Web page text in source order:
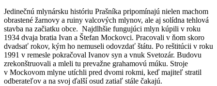
Jedinečnú mlynársku históriu Prašníka pripomínajú nielen machom
obrastené žarnovy a ruiny valcových mlynov, ale aj solídna tehlová
stavba na začiatku obce. Najdlhšie fungujúci mlyn kúpili v roku
1934 dvaja bratia Ivan a Štefan Mockovci. Pracovali v ňom skoro
dvadsať rokov, kým ho nemuseli odovzdať štátu. Po reštitúcii v roku
1991 v remesle pokračoval Ivanov syn a vnuk Svetozár. Budovu
zrekonštruovali a mleli tu prevažne grahamovú múku. Stroje
v Mockovom mlyne utíchli pred dvomi rokmi, keď majiteľ stratil
odberateľov a na svoj ďalší osud zatiaľ stále čakajú.